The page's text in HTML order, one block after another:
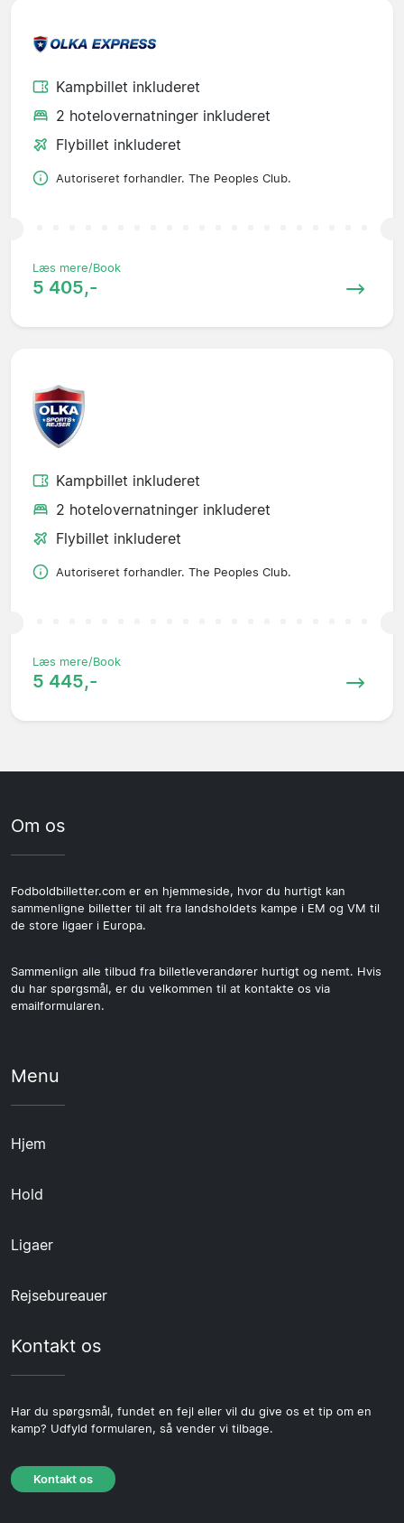
Kampbillet inkluderet
2 hotelovernatninger inkluderet
Flybillet inkluderet
Autoriseret forhandler. The Peoples Club.
Læs mere/Book
5 405,-
Kampbillet inkluderet
2 hotelovernatninger inkluderet
Flybillet inkluderet
Autoriseret forhandler. The Peoples Club.
Læs mere/Book
5 445,-
Om os
Fodboldbilletter.com er en hjemmeside, hvor du hurtigt kan
sammenligne billetter til alt fra landsholdets kampe i EM og VM til
de store ligaer i Europa.
Sammenlign alle tilbud fra billetleverandører hurtigt og nemt. Hvis
du har spørgsmål, er du velkommen til at kontakte os via
emailformularen.
Menu
Hjem
Hold
Ligaer
Rejsebureauer
Kontakt os
Har du spørgsmål, fundet en fejl eller vil du give os et tip om en
kamp? Udfyld formularen, så vender vi tilbage.
Kontakt os